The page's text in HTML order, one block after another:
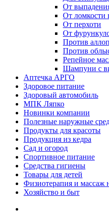
От
От ломкости
От перхоти
От
Против
Против
Репейное
Шампуни с
Аптечка АРГО
Здоровое питание
Здоровый автомобиль
МПК Ляпко
Новинки компании
Полезные наружные
Продукты для красоты
Продукция из кедра
Сад и огород
Спортивное питание
Средства гигиены
Товары для детей
Физиотерапия и массаж
Хозяйство и быт